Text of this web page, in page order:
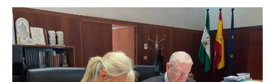
LA
CONSEJERÍA
DE
CULTURA